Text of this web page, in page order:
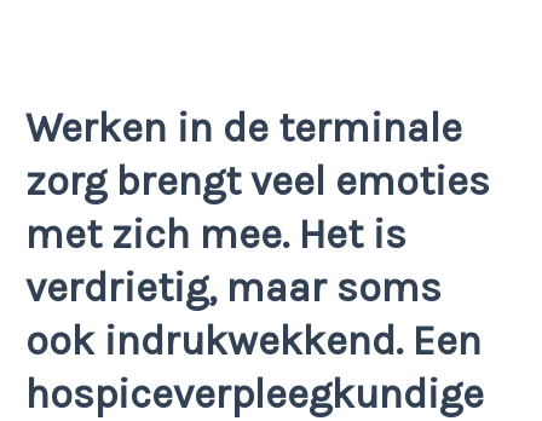
Werken in de terminale
zorg brengt veel emoties
met zich mee. Het is
verdrietig, maar soms
ook indrukwekkend. Een
hospiceverpleegkundige